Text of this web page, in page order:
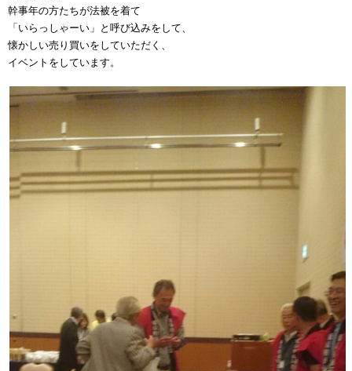
幹事年の方たちが法被を着て
「いらっしゃーい」と呼び込みをして、
懐かしい売り買いをしていただく、
イベントをしています。